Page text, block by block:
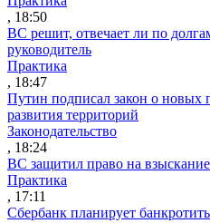
, 18:50
ВС решит, отвечает ли по
руководитель
Практика
, 18:47
Путин подписал закон о новых
развития территорий
Законодательство
, 18:24
ВС защитил право на
Практика
, 17:11
Сбербанк планирует